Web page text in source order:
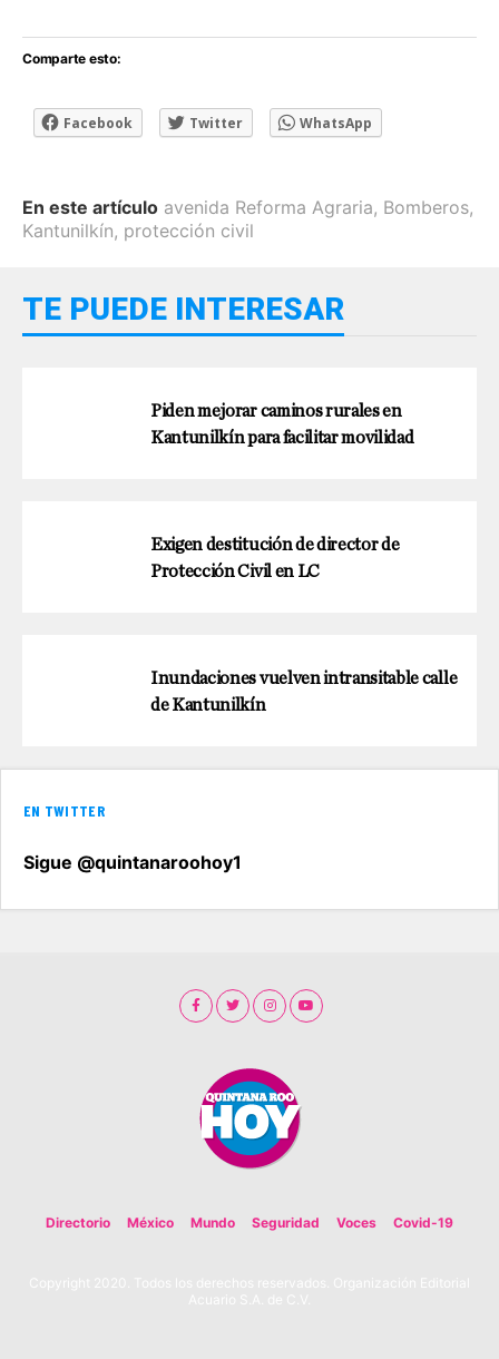
Comparte esto:
Facebook Twitter WhatsApp
En este artículo avenida Reforma Agraria, Bomberos,
Kantunilkín, protección civil
TE PUEDE INTERESAR
Piden mejorar caminos rurales en
Kantunilkín para facilitar movilidad
Exigen destitución de director de
Protección Civil en LC
Inundaciones vuelven intransitable calle
de Kantunilkín
EN TWITTER
Sigue @quintanaroohoy1
Directorio México Mundo Seguridad Voces Covid-19